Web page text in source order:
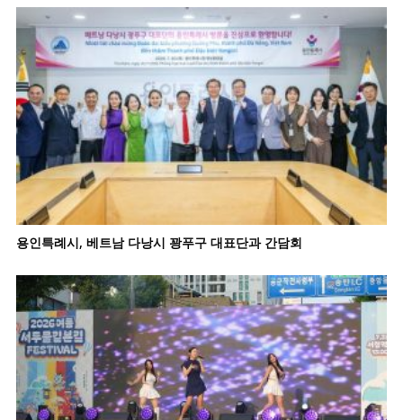
용인특례시, 베트남 다낭시 꽝푸구 대표단과 간담회